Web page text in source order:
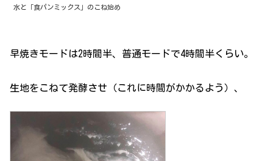
水と「食パンミックス」のこね始め
早焼きモードは2時間半、普通モードで4時間半くらい。
生地をこねて発酵させ（これに時間がかかるよう）、